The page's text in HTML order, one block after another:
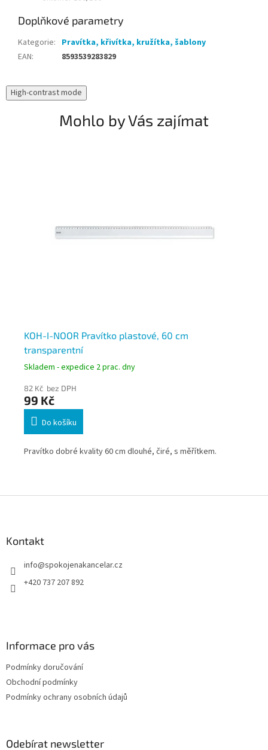
Doplňkové parametry
Kategorie: Pravítka, křivítka, kružítka, šablony
EAN: 8593539283829
High-contrast mode
Mohlo by Vás zajímat
KOH-I-NOOR Pravítko plastové, 60 cm
transparentní
Skladem - expedice 2 prac. dny
82 Kč bez DPH
99 Kč
Do košíku
Pravítko dobré kvality 60 cm dlouhé, čiré, s měřítkem.
Kontakt
info@spokojenakancelar.cz
+420 737 207 892
Informace pro vás
Podmínky doručování
Obchodní podmínky
Podmínky ochrany osobních údajů
Odebírat newsletter